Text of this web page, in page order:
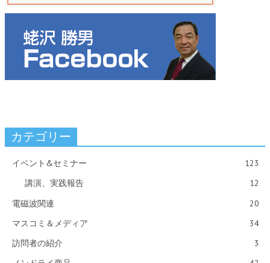
カテゴリー
イベント&セミナー
123
講演、実践報告
12
電磁波関連
20
マスコミ＆メディア
34
訪問者の紹介
3